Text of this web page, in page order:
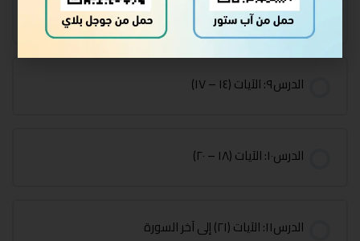
الدرس٨: الآيات (١٢ – ١٣)
الدرس٩: الآيات (١٤ – ١٧)
الدرس١٠: الآيات (١٨ – ٢٠)
الدرس١١: الآيات (٢١) إلى آخر السورة